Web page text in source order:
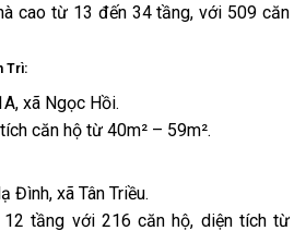
cao từ 13 đến 34 tầng, với 509 căn
Trì:
xã Ngọc Hồi.
căn hộ từ 40m² – 59m².
Đình, xã Tân Triều.
12 tầng với 216 căn hộ, diện tích từ